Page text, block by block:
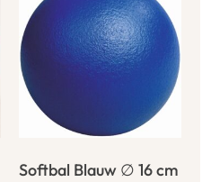
Softbal Blauw ∅ 16 cm